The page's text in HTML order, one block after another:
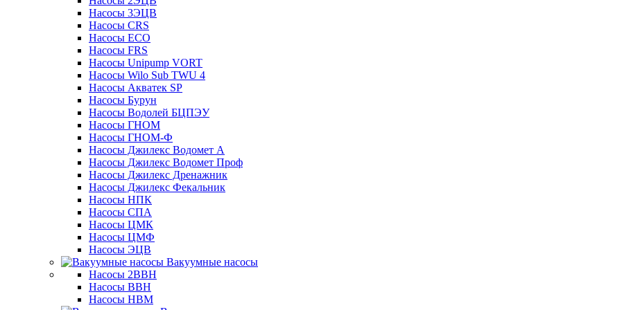
Насосы 3ЭЦВ
Насосы CRS
Насосы ECO
Насосы FRS
Насосы Unipump VORT
Насосы Wilo Sub TWU 4
Насосы Акватек SP
Насосы Бурун
Насосы Водолей БЦПЭУ
Насосы ГНОМ
Насосы ГНОМ-Ф
Насосы Джилекс Водомет А
Насосы Джилекс Водомет Проф
Насосы Джилекс Дренажник
Насосы Джилекс Фекальник
Насосы НПК
Насосы СПА
Насосы ЦМК
Насосы ЦМФ
Насосы ЭЦВ
Вакуумные насосы
Насосы 2ВВН
Насосы ВВН
Насосы НВМ